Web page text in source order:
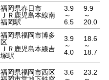
福岡県春日市
ＪＲ鹿児島本線南
福岡駅
3.9
～
6.5
9.9
～
20.0
福岡県福岡市博多
区
ＪＲ鹿児島本線吉
塚駅
3.9
～
4.0
18.6
～
18.7
福岡県福岡市西区
3.6
23.2